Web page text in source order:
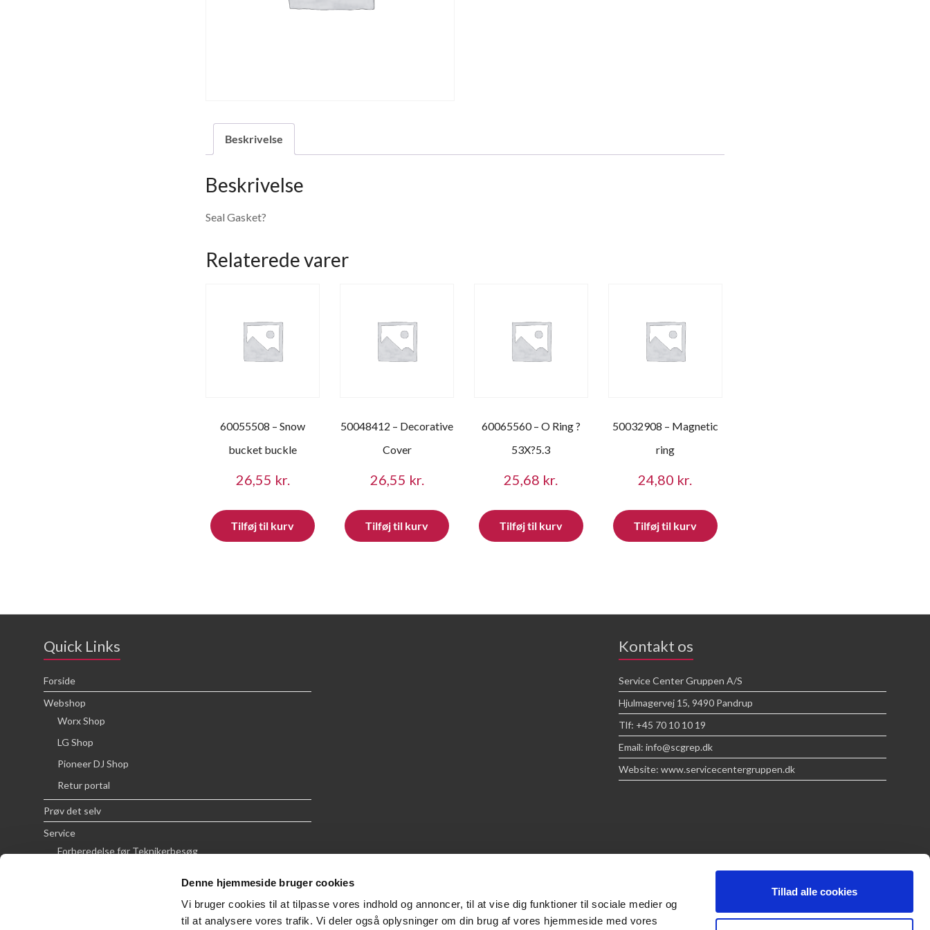
Denne hjemmeside bruger cookies
Vi bruger cookies til at tilpasse vores indhold og annoncer, til at vise dig funktioner til sociale medier og
til at analysere vores trafik. Vi deler også oplysninger om din brug af vores hjemmeside med vores
Tillad alle cookies
Beskrivelse
Beskrivelse
Seal Gasket?
Relaterede varer
60055508 – Snow
bucket buckle
26,55 kr.
Tilføj til kurv
50048412 – Decorative
Cover
26,55 kr.
Tilføj til kurv
60065560 – O Ring ?
53X?5.3
25,68 kr.
Tilføj til kurv
50032908 – Magnetic
ring
24,80 kr.
Tilføj til kurv
Quick Links
Forside
Webshop
Worx Shop
LG Shop
Pioneer DJ Shop
Retur portal
Prøv det selv
Service
Forberedelse før Teknikerbesøg
Kontakt os
Service Center Gruppen A/S
Hjulmagervej 15, 9490 Pandrup
Tlf: +45 70 10 10 19
Email: info@scgrep.dk
Website: www.servicecentergruppen.dk